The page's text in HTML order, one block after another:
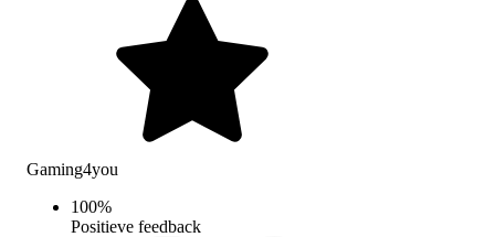
Gaming4you
100%
Positieve feedback